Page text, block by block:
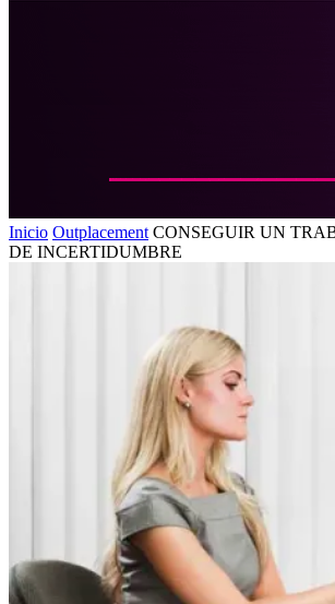
Inicio Outplacement CONSEGUIR UN
DE INCERTIDUMBRE